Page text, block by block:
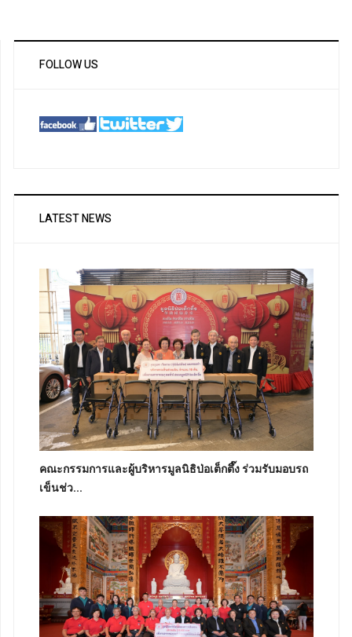
FOLLOW US
LATEST NEWS
คณะกรรมการและผู้บริหารมูลนิธิป่อเต็กตึ๊ง ร่วมรับมอบรถ
เข็นช่ว...